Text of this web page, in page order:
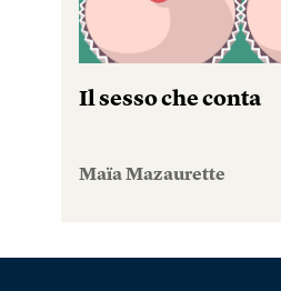
Il sesso che conta
Maïa Mazaurette